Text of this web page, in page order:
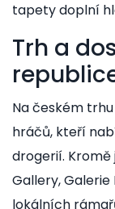
tapety doplní
Trh a
Na českém
hráčů, kteří
drogerií. Kromě
Gallery,
lokálních